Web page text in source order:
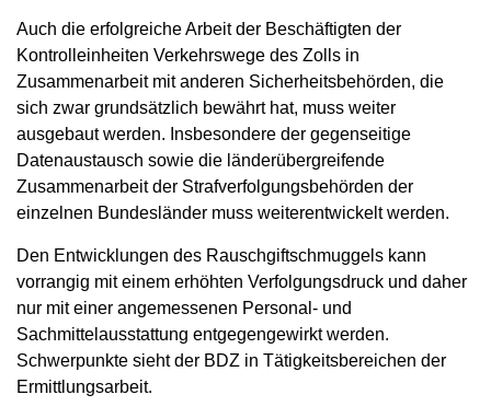
Auch die erfolgreiche Arbeit der Beschäftigten der
Kontrolleinheiten Verkehrswege des Zolls in
Zusammenarbeit mit anderen Sicherheitsbehörden, die
sich zwar grundsätzlich bewährt hat, muss weiter
ausgebaut werden. Insbesondere der gegenseitige
Datenaustausch sowie die länderübergreifende
Zusammenarbeit der Strafverfolgungsbehörden der
einzelnen Bundesländer muss weiterentwickelt werden.
Den Entwicklungen des Rauschgiftschmuggels kann
vorrangig mit einem erhöhten Verfolgungsdruck und daher
nur mit einer angemessenen Personal- und
Sachmittelausstattung entgegengewirkt werden.
Schwerpunkte sieht der BDZ in Tätigkeitsbereichen der
Ermittlungsarbeit.